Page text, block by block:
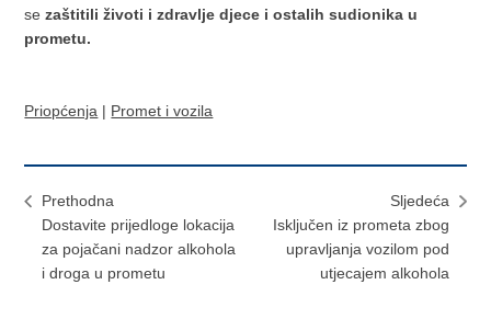
sezaštitili životi i zdravlje djece i ostalih sudionika u
prometu.
Priopćenja | Promet i vozila
Prethodna
Dostavite prijedloge lokacija
za pojačani nadzor alkohola
i droga u prometu
Sljedeća
Isključen iz prometa zbog
upravljanja vozilom pod
utjecajem alkohola